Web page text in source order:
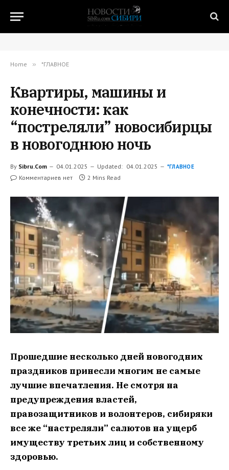
Home » *ГЛАВНОЕ
Квартиры, машины и
конечности: как
“постреляли” новосибирцы
в новогоднюю ночь
By Sibru.Com 04.01.2025 Updated: 04.01.2025 *ГЛАВНОЕ
Комментариев нет 2 Mins Read
Прошедшие несколько дней новогодних
праздников принесли многим не самые
лучшие впечатления. Не смотря на
предупреждения властей,
правозащитников и волонтеров, сибиряки
все же “настреляли” салютов на ущерб
имуществу третьих лиц и собственному
здоровью.